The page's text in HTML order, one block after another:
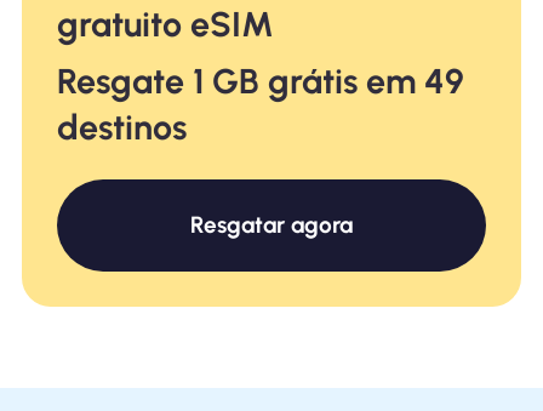
gratuito eSIM
Resgate 1 GB grátis em 49
destinos
Resgatar agora